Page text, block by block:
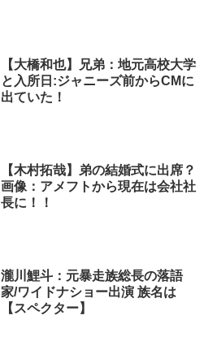
【大橋和也】兄弟：地元高校大学
と入所日:ジャニーズ前からCMに
出ていた！
【木村拓哉】弟の結婚式に出席？
画像：アメフトから現在は会社社
長に！！
瀧川鯉斗：元暴走族総長の落語
家/ワイドナショー出演 族名は
【スペクター】